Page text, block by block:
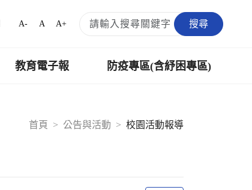
A- A A+ 搜尋
教育電子報 防疫專區(含紓困專區)
首頁
公告與活動 校園活動報導